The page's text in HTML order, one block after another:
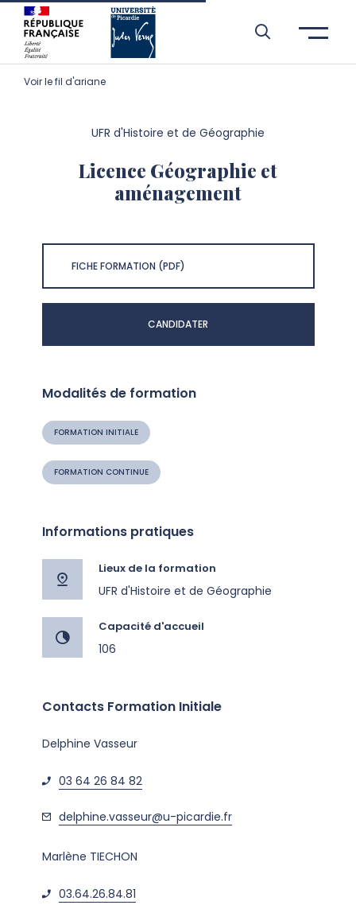
Aller à l’entête de page
Aller au menu principale
Aller au contenu principal
Aller à la recherche
Passer aux cookies
Aller au pied de page
Voir le fil d'ariane
UFR d'Histoire et de Géographie
Licence Géographie et
aménagement
FICHE FORMATION (PDF)
CANDIDATER
Modalités de formation
FORMATION INITIALE
FORMATION CONTINUE
Informations pratiques
Lieux de la formation
UFR d'Histoire et de Géographie
Capacité d'accueil
106
Contacts Formation Initiale
Delphine Vasseur
03 64 26 84 82
delphine.vasseur@u-picardie.fr
Marlène TIECHON
03.64.26.84.81